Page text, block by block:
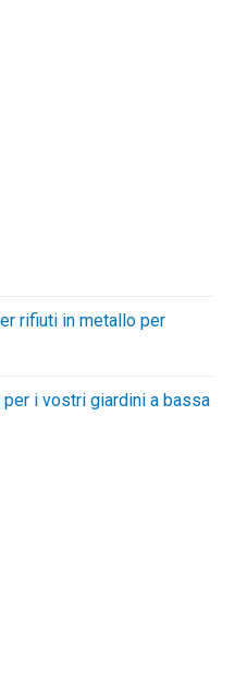
rifiuti in metallo per
i vostri giardini a bassa